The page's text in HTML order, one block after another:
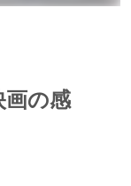
画の感